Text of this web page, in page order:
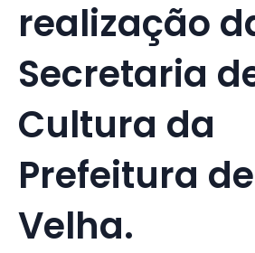
realização
Secretaria
Cultura da
Prefeitura
Velha.